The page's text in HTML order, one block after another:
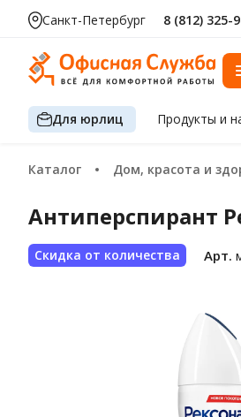
Санкт-Петербург 8 (812) 325-
Для юрлиц Продуктыи
Каталог Дом, красота и
Антиперспирант
Скидка от количества Арт.